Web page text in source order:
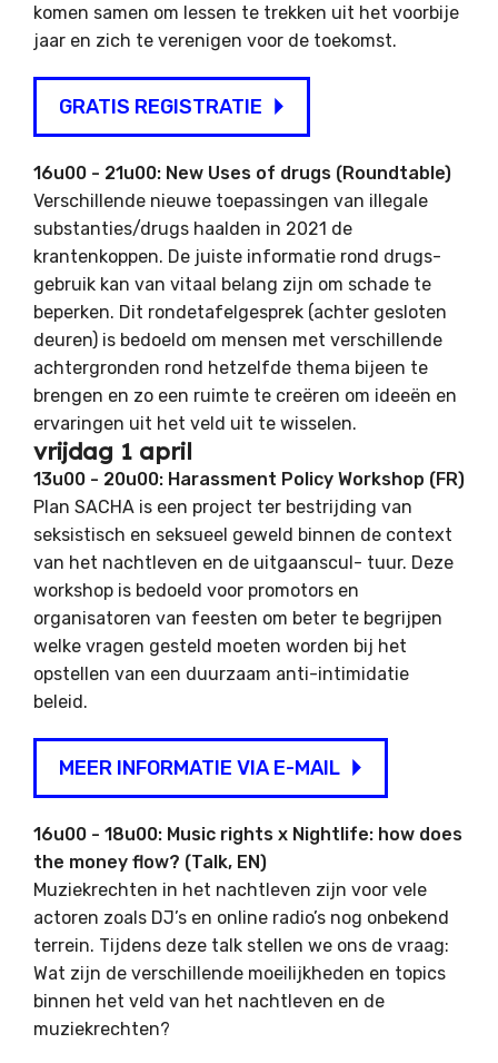
komen samen om lessen te trekken uit het voorbije
jaar en zich te verenigen voor de toekomst.
GRATIS REGISTRATIE
16u00 - 21u00: New Uses of drugs (Roundtable)
Verschillende nieuwe toepassingen van illegale
substanties/drugs haalden in 2021 de
krantenkoppen. De juiste informatie rond drugs-
gebruik kan van vitaal belang zijn om schade te
beperken. Dit rondetafelgesprek (achter gesloten
deuren) is bedoeld om mensen met verschillende
achtergronden rond hetzelfde thema bijeen te
brengen en zo een ruimte te creëren om ideeën en
ervaringen uit het veld uit te wisselen.
vrijdag 1 april
13u00 - 20u00: Harassment Policy Workshop (FR)
Plan SACHA is een project ter bestrijding van
seksistisch en seksueel geweld binnen de context
van het nachtleven en de uitgaanscul- tuur. Deze
workshop is bedoeld voor promotors en
organisatoren van feesten om beter te begrijpen
welke vragen gesteld moeten worden bij het
opstellen van een duurzaam anti-intimidatie
beleid.
MEER INFORMATIE VIA E-MAIL
16u00 - 18u00: Music rights x Nightlife: how does
the money flow? (Talk, EN)
Muziekrechten in het nachtleven zijn voor vele
actoren zoals DJ’s en online radio’s nog onbekend
terrein. Tijdens deze talk stellen we ons de vraag:
Wat zijn de verschillende moeilijkheden en topics
binnen het veld van het nachtleven en de
muziekrechten?